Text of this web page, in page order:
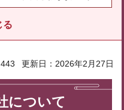
る
更新日：2026年2月27日
について